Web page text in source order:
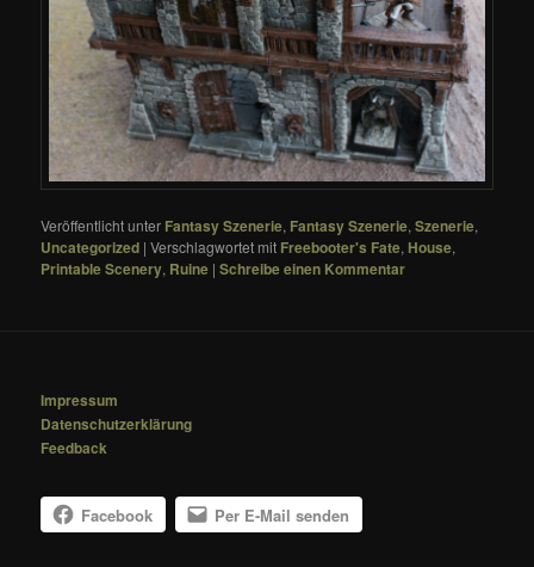
Veröffentlicht unter Fantasy Szenerie, Fantasy Szenerie,Szenerie,
Uncategorized |Verschlagwortet mit Freebooter's Fate, House,
Printable Scenery, Ruine |Schreibe einen Kommentar
Impressum
Datenschutzerklärung
Feedback
Facebook Per E-Mail senden